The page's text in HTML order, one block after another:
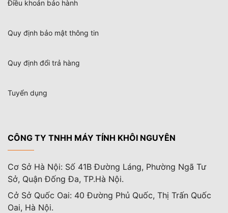
Điều khoản bảo hành
Quy định bảo mật thông tin
Quy định đổi trả hàng
Tuyển dụng
CÔNG TY TNHH MÁY TÍNH KHÔI NGUYÊN
Cơ Sở Hà Nội: Số 41B Đường Láng, Phường Ngã Tư
Sở, Quận Đống Đa, TP.Hà Nội.
Cở Sở Quốc Oai: 40 Đường Phủ Quốc, Thị Trấn Quốc
Oai, Hà Nội.